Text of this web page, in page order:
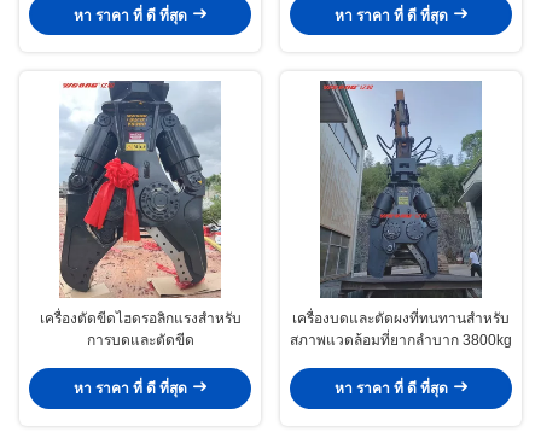
เศษ
หา ราคา ที่ ดี ที่สุด หา ราคา ที่ ดี ที่สุด
เครื่องตัดขีดไฮดรอลิกแรงสําหรับ
การบดและตัดขีด
หา ราคา ที่ ดี ที่สุด
เครื่องบดและตัดผงที่ทนทานสําหรับ
สภาพแวดล้อมที่ยากลําบาก 3800kg
หา ราคา ที่ ดี ที่สุด